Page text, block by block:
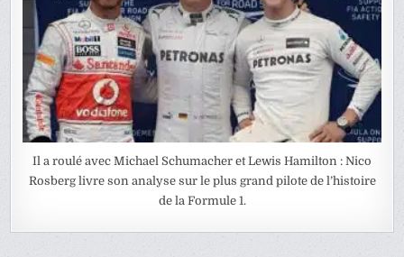
Il a roulé avec Michael Schumacher et Lewis Hamilton : Nico
Rosberg livre son analyse sur le plus grand pilote de l’histoire
de la Formule 1.